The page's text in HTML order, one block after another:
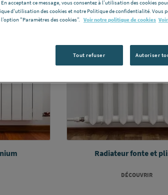
Radiateur fonte et
DÉCOUVRIR
acceptant ce message, vous consentez à l’utilisation des cookies pour
d'utilisation des cookies et notre Politique de confidentialité. Vous
"Paramètres des cookies”. Voir notre politique de cookies
Tout refuser Autoriser